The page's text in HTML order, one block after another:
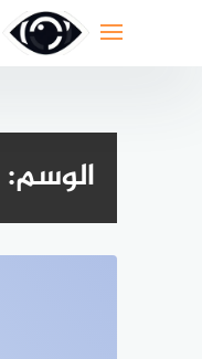
الوسم: